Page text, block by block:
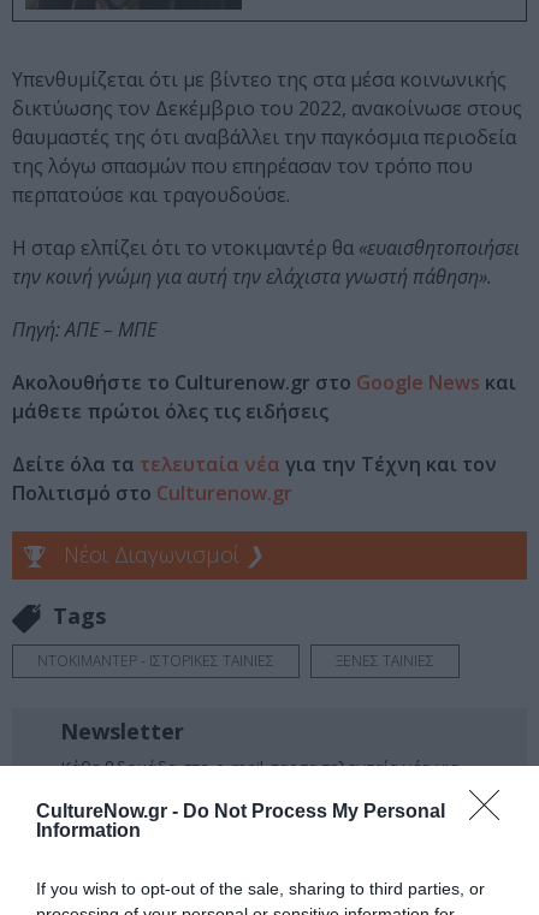
CultureNow.gr - Do Not Process My Personal
Information
If you wish to opt-out of the sale, sharing to third parties, or
Υπενθυμίζεται ότι με βίντεο της στα μέσα κοινωνικής
δικτύωσης τον Δεκέμβριο του 2022, ανακοίνωσε στους
θαυμαστές της ότι αναβάλλει την παγκόσμια περιοδεία
της λόγω σπασμών που επηρέασαν τον τρόπο που
περπατούσε και τραγουδούσε.
Η σταρ ελπίζει ότι το ντοκιμαντέρ θα «ευαισθητοποιήσει
την κοινή γνώμη για αυτή την ελάχιστα γνωστή πάθηση».
Πηγή: ΑΠΕ – ΜΠΕ
Ακολουθήστε το Culturenow.gr στο Google News και
μάθετε πρώτοι όλες τις ειδήσεις
Δείτε όλα τα τελευταία νέα για την Τέχνη και τον
Πολιτισμό στο Culturenow.gr
Νέοι Διαγωνισμοί ❯
Tags
ΝΤΟΚΙΜΑΝΤΕΡ - ΙΣΤΟΡΙΚΕΣ ΤΑΙΝΙΕΣ ΞΕΝΕΣ ΤΑΙΝΙΕΣ
Newsletter
Κάθε βδομάδα στο e-mail σας τα τελευταία νέα για